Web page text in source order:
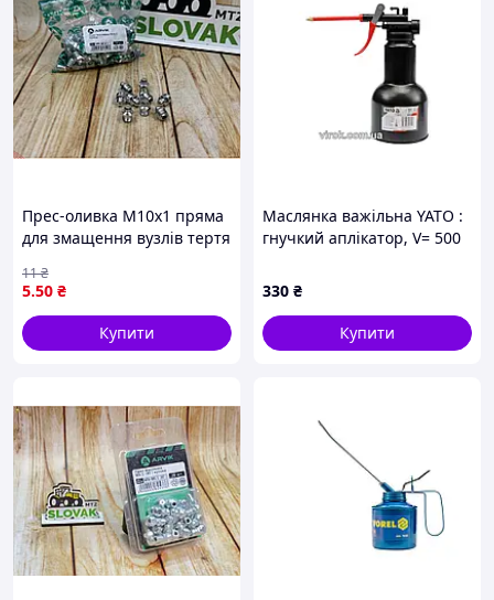
Прес-оливка М10х1 пряма
для змащення вузлів тертя
шприца
5.50 ₴
11₴
Купити
Маслянка важільна YATO :
гнучкий аплікатор, V= 500
330 ₴
Купити